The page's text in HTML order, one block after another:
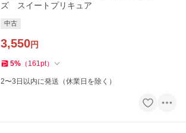
ズ スイートプリキュア
中古
3,550円
5% （ 161pt）
2〜3日以内に発送（休業日を除く）